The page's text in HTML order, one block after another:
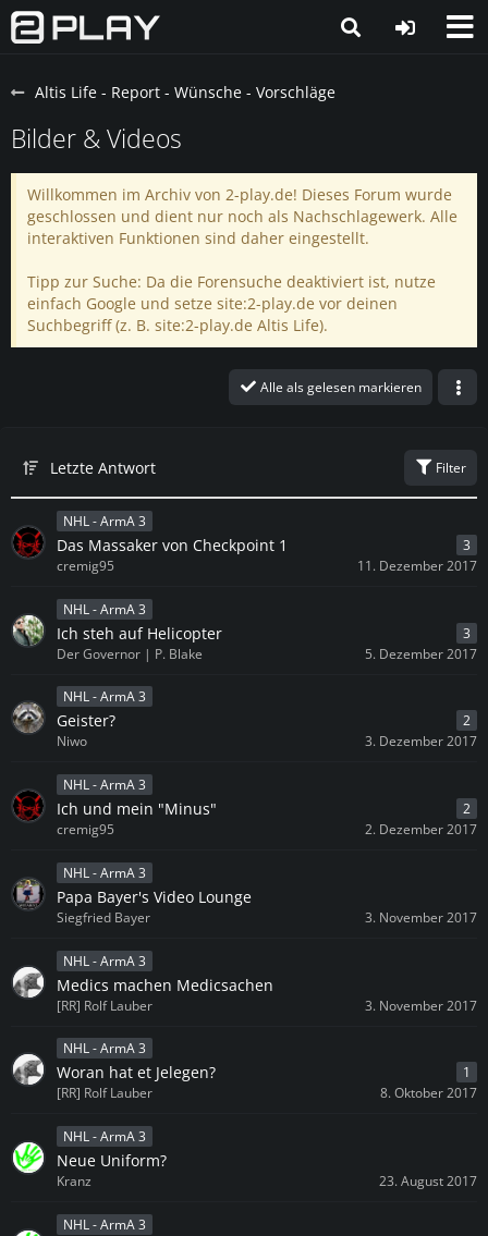
Altis Life - Report - Wünsche - Vorschläge
Bilder & Videos
Willkommen im Archiv von 2-play.de! Dieses Forum wurde
geschlossen und dient nur noch als Nachschlagewerk. Alle
interaktiven Funktionen sind daher eingestellt.
Tipp zur Suche: Da die Forensuche deaktiviert ist, nutze
einfach Google und setze site:2-play.de vor deinen
Suchbegriff (z. B. site:2-play.de Altis Life).
Alle als gelesen markieren
Letzte Antwort Filter
NHL - ArmA 3
Das Massaker von Checkpoint 1
3
cremig95
11. Dezember 2017
NHL - ArmA 3
Ich steh auf Helicopter
3
Der Governor | P. Blake
5. Dezember 2017
NHL - ArmA 3
Geister?
2
Niwo
3. Dezember 2017
NHL - ArmA 3
Ich und mein "Minus"
2
cremig95
2. Dezember 2017
NHL - ArmA 3
Papa Bayer's Video Lounge
Siegfried Bayer 3. November 2017
NHL - ArmA 3
Medics machen Medicsachen
[RR] Rolf Lauber 3. November 2017
NHL - ArmA 3
Woran hat et Jelegen?
1
[RR] Rolf Lauber
8. Oktober 2017
NHL - ArmA 3
Neue Uniform?
Kranz 23. August 2017
NHL - ArmA 3